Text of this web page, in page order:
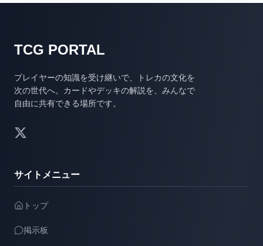
TCG PORTAL
プレイヤーの知識を受け継いで、トレカの文化を
次の世代へ。カードやデッキの解説を、みんなで
自由に共有できる場所です。
サイトメニュー
トップ
掲示板